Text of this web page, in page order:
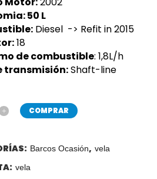
50 L
Diesel -> Refit in 2015
18
de combustible: 1,8L/h
transmisión:Shaft-line
COMPRAR
Barcos Ocasión, vela
vela